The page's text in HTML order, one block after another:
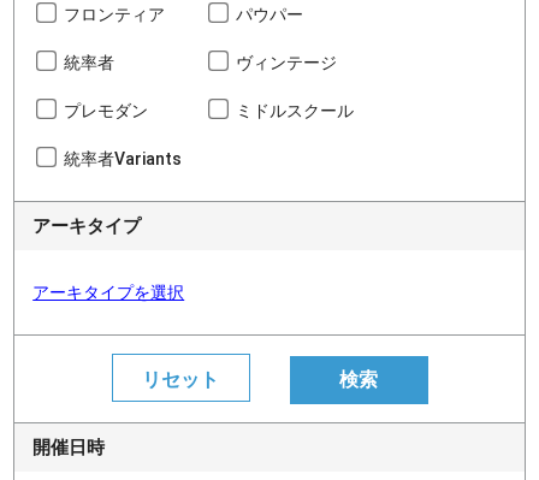
フロンティア パウパー
統率者 ヴィンテージ
プレモダン ミドルスクール
統率者Variants
アーキタイプ
アーキタイプを選択
開催日時